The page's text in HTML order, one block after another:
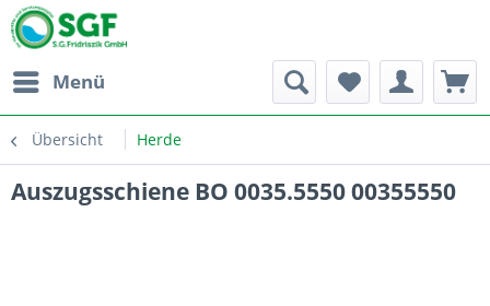
Menü
Übersicht Herde
Auszugsschiene BO 0035.5550 00355550